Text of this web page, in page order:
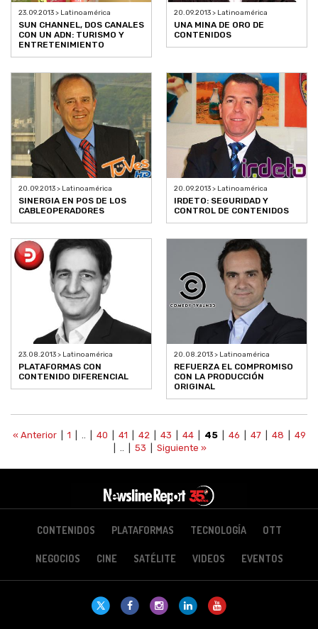
23.09.2013 > Latinoamérica
SUN CHANNEL, DOS CANALES
CON UN ADN: TURISMO Y
ENTRETENIMIENTO
20.09.2013 > Latinoamérica
UNA MINA DE ORO DE
CONTENIDOS
20.09.2013 > Latinoamérica
SINERGIA EN POS DE LOS
CABLEOPERADORES
20.09.2013 > Latinoamérica
IRDETO: SEGURIDAD Y
CONTROL DE CONTENIDOS
23.08.2013 > Latinoamérica
PLATAFORMAS CON
CONTENIDO DIFERENCIAL
20.08.2013 > Latinoamérica
REFUERZA EL COMPROMISO
CON LA PRODUCCIÓN
ORIGINAL
« Anterior| 1 40 41 42 43 44| 45| 46 47| 48
49
53 Siguiente »
CONTENIDOS PLATAFORMAS TECNOLOGÍA OTT
NEGOCIOS CINE SATÉLITE VIDEOS EVENTOS